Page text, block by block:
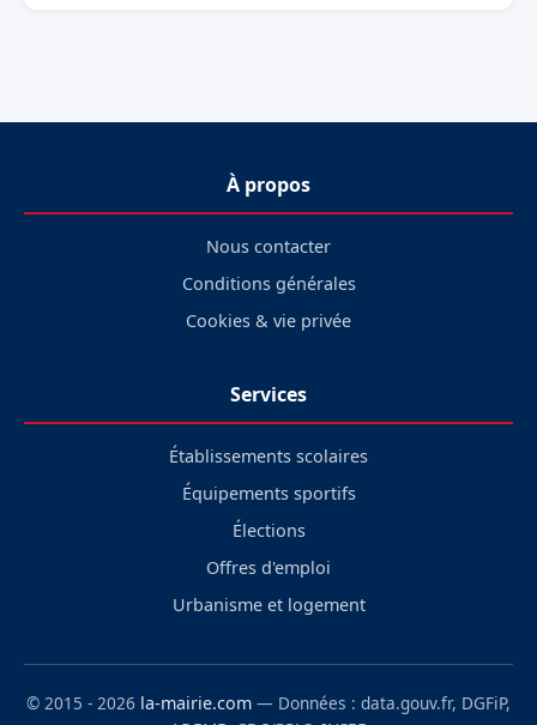
À propos
Nous contacter
Conditions générales
Cookies & vie privée
Services
Établissements scolaires
Équipements sportifs
Élections
Offres d'emploi
Urbanisme et logement
© 2015 - 2026 la-mairie.com — Données : data.gouv.fr, DGFiP,